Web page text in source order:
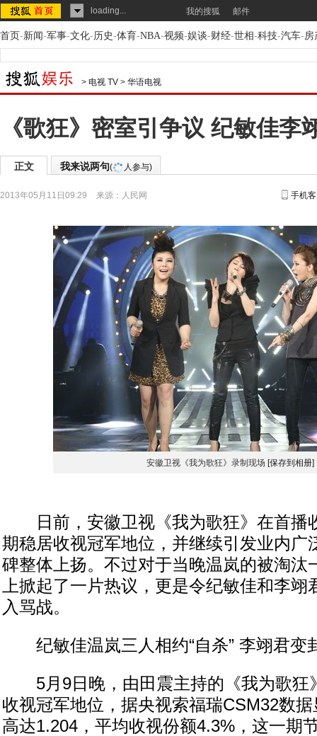
loading... 我的搜狐 邮件
首页-新闻-军事-文化-历史-体育-NBA-视频-娱谈-财经-世相-科技-汽车-房
> 电视 TV > 华语电视
《歌狂》密室引争议 纪敏佳李
正文 我来说两句( 人参与)
2013年05月11日09:29 来源： 人民网 手机
安徽卫视《我为歌狂》录制现场 [保存到相册]
日前，安徽卫视《我为歌狂》在首播
期稳居收视冠军地位，并继续引发业内广
碑整体上扬。不过对于当晚温岚的被淘汰
上掀起了一片热议，更是令纪敏佳和李
入骂战。
纪敏佳温岚三人相约“自杀” 李翊君变
5月9日晚，由田震主持的《我为歌狂
收视冠军地位，据央视索福瑞CSM32数
高达1.204，平均收视份额4.3%，这一期